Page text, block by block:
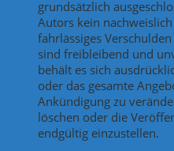
grundsätzlich
Autors kein
fahrlässiges
sind freibleibend und
behält es sich
oder das gesamte
Ankündigung zu
löschen oder die
endgültig einzustellen.